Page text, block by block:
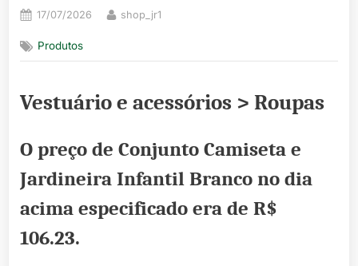
Posted
17/07/2026 By
shop_jr1
Produtos
Vestuário e acessórios > Roupas
O preço de Conjunto Camiseta e
Jardineira Infantil Branco no dia
acima especificado era de R$
106.23.